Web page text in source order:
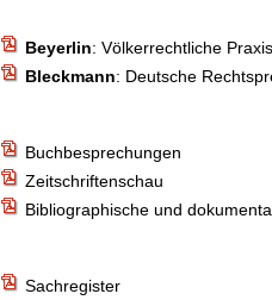
Beyerlin: Völkerrechtliche
Bleckmann: Deutsche
Buchbesprechungen
Zeitschriftenschau
Bibliographische und
Sachregister